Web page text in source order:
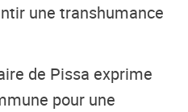
une transhumance
de Pissa exprime
pour une